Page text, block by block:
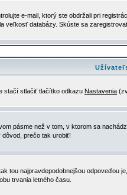
e-mail, ktorý ste obdržali pri
veľkosť databázy. Skúste sa
stačí stlačiť tlačítko odkazu Nastavenia
pásme než v tom, v ktorom sa
prečo tak urobiť!
tou najpravdepodobnejšou
trvania letného času.